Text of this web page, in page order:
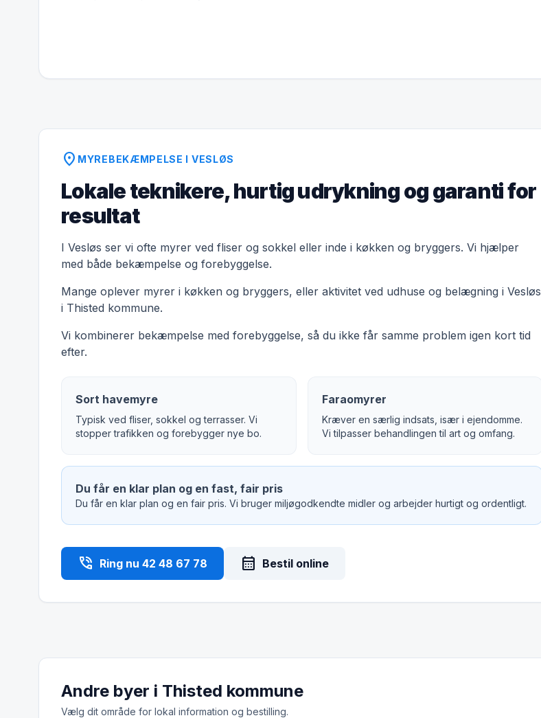
location_on MYREBEKÆMPELSE I VESLØS
Lokale teknikere, hurtig udrykning og garanti for
resultat
I Vesløs ser vi ofte myrer ved fliser og sokkel eller inde i køkken og bryggers. Vi hjælper
med både bekæmpelse og forebyggelse.
Mange oplever myrer i køkken og bryggers, eller aktivitet ved udhuse og belægning i Vesløs
i Thisted kommune.
Vi kombinerer bekæmpelse med forebyggelse, så du ikke får samme problem igen kort tid
efter.
Sort havemyre
Typisk ved fliser, sokkel og terrasser. Vi
stopper trafikken og forebygger nye bo.
Faraomyrer
Kræver en særlig indsats, især i ejendomme.
Vi tilpasser behandlingen til art og omfang.
Du får en klar plan og en fast, fair pris
Du får en klar plan og en fair pris. Vi bruger miljøgodkendte midler og arbejder hurtigt og ordentligt.
phone_in_talk Ring nu 42 48 67 78 calendar_month Bestil online
Andre byer i Thisted kommune
Vælg dit område for lokal information og bestilling.